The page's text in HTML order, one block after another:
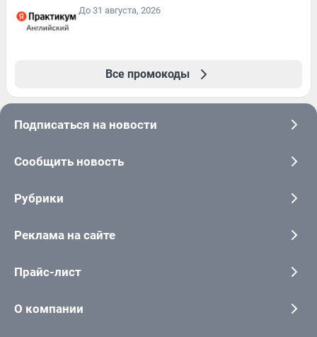
До 31 августа, 2026
Все промокоды
Подписаться на новости
Сообщить новость
Рубрики
Реклама на сайте
Прайс-лист
О компании